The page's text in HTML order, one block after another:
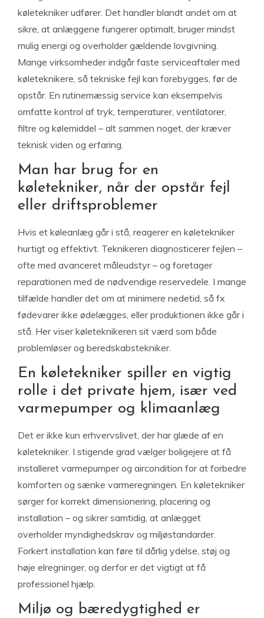
køletekniker udfører. Det handler blandt andet om at
sikre, at anlæggene fungerer optimalt, bruger mindst
mulig energi og overholder gældende lovgivning.
Mange virksomheder indgår faste serviceaftaler med
køleteknikere, så tekniske fejl kan forebygges, før de
opstår. En rutinemæssig service kan eksempelvis
omfatte kontrol af tryk, temperaturer, ventilatorer,
filtre og kølemiddel – alt sammen noget, der kræver
teknisk viden og erfaring.
Man har brug for en
køletekniker, når der opstår fejl
eller driftsproblemer
Hvis et køleanlæg går i stå, reagerer en køletekniker
hurtigt og effektivt. Teknikeren diagnosticerer fejlen –
ofte med avanceret måleudstyr – og foretager
reparationen med de nødvendige reservedele. I mange
tilfælde handler det om at minimere nedetid, så fx
fødevarer ikke ødelægges, eller produktionen ikke går i
stå. Her viser køleteknikeren sit værd som både
problemløser og beredskabstekniker.
En køletekniker spiller en vigtig
rolle i det private hjem, især ved
varmepumper og klimaanlæg
Det er ikke kun erhvervslivet, der har glæde af en
køletekniker. I stigende grad vælger boligejere at få
installeret varmepumper og aircondition for at forbedre
komforten og sænke varmeregningen. En køletekniker
sørger for korrekt dimensionering, placering og
installation – og sikrer samtidig, at anlægget
overholder myndighedskrav og miljøstandarder.
Forkert installation kan føre til dårlig ydelse, støj og
høje elregninger, og derfor er det vigtigt at få
professionel hjælp.
Miljø og bæredygtighed er